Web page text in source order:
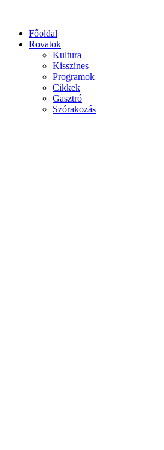
Főoldal
Rovatok
Kultura
Kisszínes
Programok
Cikkek
Gasztró
Szórakozás